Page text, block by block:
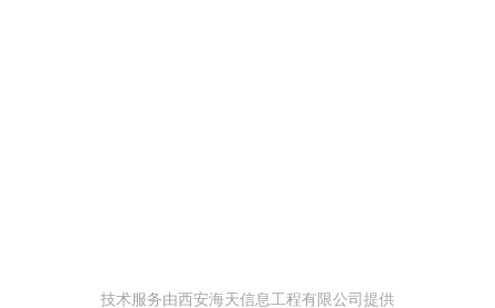
技术服务由西安海天信息工程有限公司提供